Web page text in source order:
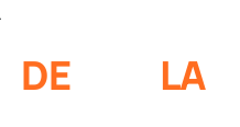
DE LA